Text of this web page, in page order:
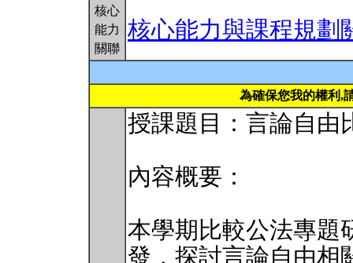
核心
能力
關聯
核心能力與課程規劃
為確保您我的權利,
授課題目：言論自由
內容概要：
本學期比較公法專題
發，探討言論自由相